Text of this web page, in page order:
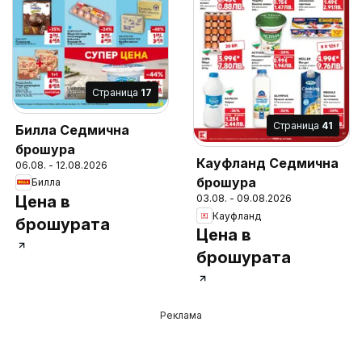
Cтраница 17
Билла Седмична
брошура
06.08. - 12.08.2026
Билла
Цена в
брошурата
Cтраница 41
Кауфланд Седмична
брошура
03.08. - 09.08.2026
Кауфланд
Цена в
брошурата
Реклама